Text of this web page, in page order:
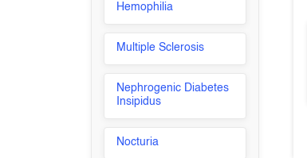
Hemophilia
Multiple Sclerosis
Nephrogenic Diabetes
Insipidus
Nocturia